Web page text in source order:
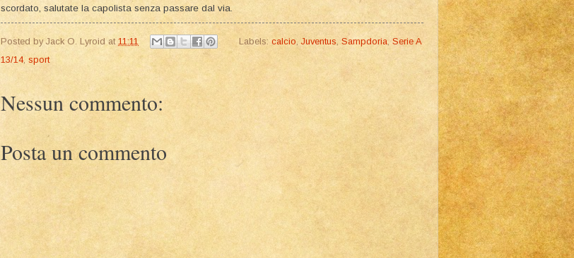
scordato, salutate la capolista senza passare dal via.
Posted byJack O. Lyroid at 11:11 Labels: calcio Juventus Sampdoria Serie A
13/14, sport
Nessun commento:
Posta un commento